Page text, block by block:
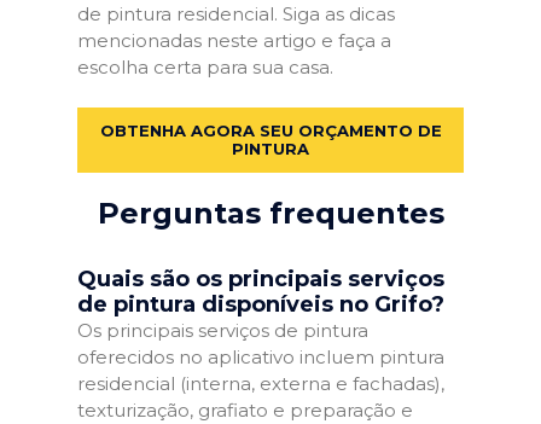
de pintura residencial. Siga as dicas
mencionadas neste artigo e faça a
escolha certa para sua casa.
OBTENHA AGORA SEU ORÇAMENTO DE
PINTURA
Perguntas frequentes
Quais são os principais serviços
de pintura disponíveis no Grifo?
Os principais serviços de pintura
oferecidos no aplicativo incluem pintura
residencial (interna, externa e fachadas),
texturização, grafiato e preparação e